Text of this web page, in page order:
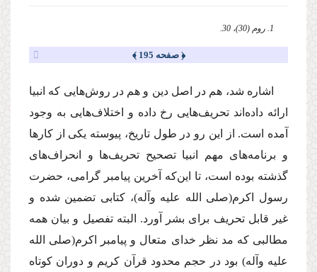
1. روم (30)، 30.
﴿ صفحه 195 ﴾
اشاره شد، هم در اصل دین و هم در روش‌هایى كه انبیا
ارائه داده‌اند تحریف‌هایى رخ داده و اختلاف‌هایى به وجود
آمده است. از این رو در طول تاریخ، پیوسته یكى از كارها
و برنامه‌هاى مهم انبیا تصحیح تحریف‌ها و انحراف‌هاى
گذشته بوده است، تا این‌كه آخرین پیامبر گرامى، حضرت
رسول اكرم(صلى الله علیه وآله)، كتابى تضمین شده و
غیر قابل تحریف براى بشر آورد. البته تفصیل و بیان همه
مطالبى كه مد نظر خداى متعال و پیامبر اكرم(صلى الله
علیه وآله) بود در حجم محدود قرآن كریم و دوران كوتاه